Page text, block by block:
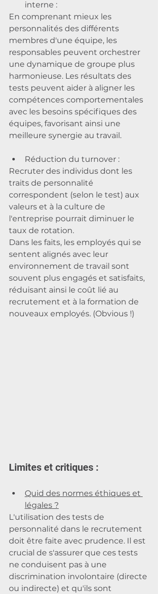
interne :
En comprenant mieux les
personnalités des différents
membres d'une équipe, les
responsables peuvent orchestrer
une dynamique de groupe plus
harmonieuse. Les résultats des
tests peuvent aider à aligner les
compétences comportementales
avec les besoins spécifiques des
équipes, favorisant ainsi une
meilleure synergie au travail.
Réduction du turnover :
Recruter des individus dont les
traits de personnalité
correspondent (selon le test) aux
valeurs et à la culture de
l'entreprise pourrait diminuer le
taux de rotation.
Dans les faits, les employés qui se
sentent alignés avec leur
environnement de travail sont
souvent plus engagés et satisfaits,
réduisant ainsi le coût lié au
recrutement et à la formation de
nouveaux employés. (Obvious !)
Limites et critiques :
Quid des normes éthiques et
légales ?
L'utilisation des tests de
personnalité dans le recrutement
doit être faite avec prudence. Il est
crucial de s'assurer que ces tests
ne conduisent pas à une
discrimination involontaire (directe
ou indirecte) et qu'ils sont